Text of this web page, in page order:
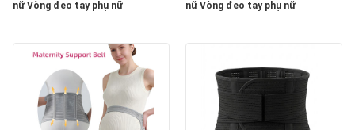
nữ Vòng đeo tay phụ nữ
nữ Vòng đeo tay phụ nữ